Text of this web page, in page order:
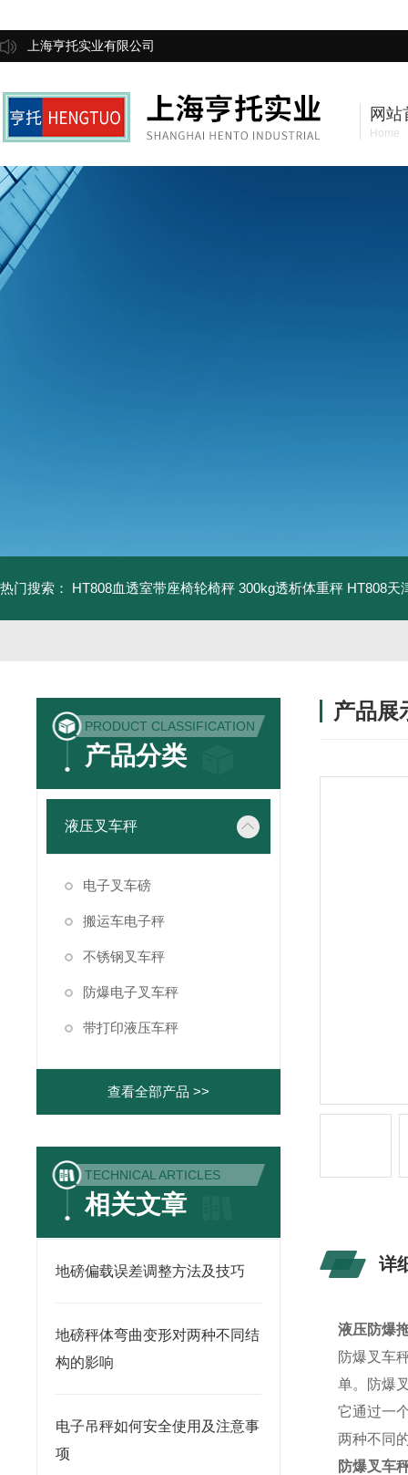
上海亨托实业有限公司
网站
Home
热门搜索： HT808血透室带座椅轮椅秤 300kg透析体重秤 HT808天
PRODUCT CLASSIFICATION
产品分类
液压叉车秤
电子叉车磅
搬运车电子秤
不锈钢叉车秤
防爆电子叉车秤
带打印液压车秤
查看全部产品 >>
TECHNICAL ARTICLES
相关文章
地磅偏载误差调整方法及技巧
地磅秤体弯曲变形对两种不同结
构的影响
电子吊秤如何安全使用及注意事
项
产品展
详
液压防爆
防爆叉车
单。防爆
它通过一
两种不同
防爆叉车